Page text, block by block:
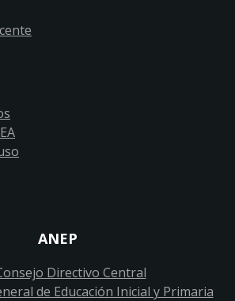
ANEP
Directivo Central
de Educación Inicial y Primaria